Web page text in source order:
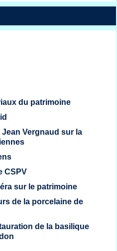
du patrimoine
Vergnaud sur la
CSPV
sur le patrimoine
de la porcelaine de
de la basilique